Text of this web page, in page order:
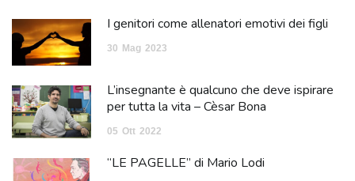
I genitori come allenatori emotivi dei figli
30 Mag 2023
L’insegnante è qualcuno che deve ispirare
per tutta la vita – Cèsar Bona
05 Ott 2022
“LE PAGELLE” di Mario Lodi